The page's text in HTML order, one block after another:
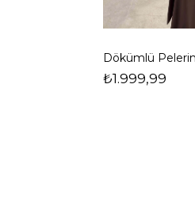
₺1.999,99